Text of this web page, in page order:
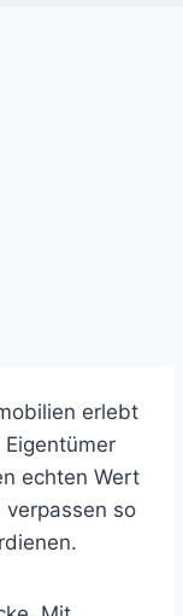
erlebt
echten Wert
verpassen so